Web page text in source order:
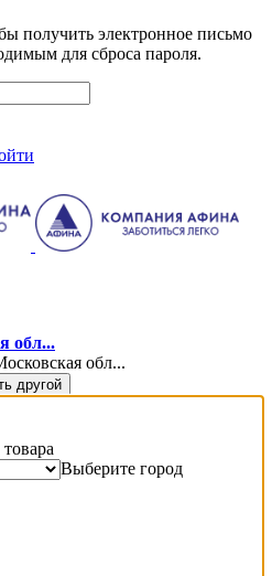
получить электронное письмо
для сброса пароля.
обл...
обл...
другой
Выберите город